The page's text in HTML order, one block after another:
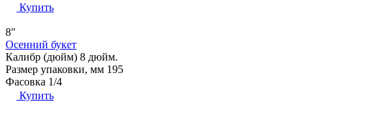
Купить
8"
Осенний букет
Калибр (дюйм) 8 дюйм.
Размер упаковки, мм 195
Фасовка 1/4
Купить